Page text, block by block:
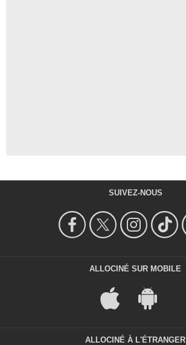
SUIVEZ-NOUS
ALLOCINÉ SUR MOBILE
ALLOCINÉ À L'ÉTRANGER